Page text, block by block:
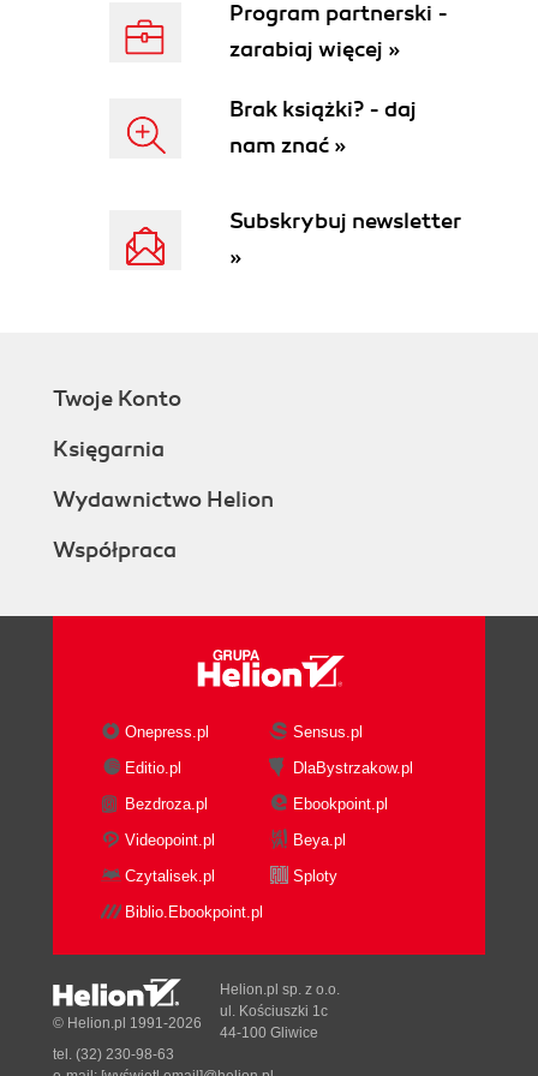
Program partnerski -
zarabiaj więcej »
Brak książki? - daj
nam znać »
Subskrybuj newsletter
»
Twoje Konto
Księgarnia
Wydawnictwo Helion
Współpraca
Onepress.pl
Sensus.pl
Editio.pl
DlaBystrzakow.pl
Bezdroza.pl
Ebookpoint.pl
Videopoint.pl
Beya.pl
Czytalisek.pl
Sploty
Biblio.Ebookpoint.pl
© Helion.pl 1991-2026
Helion.pl sp. z o.o.
ul. Kościuszki 1c
44-100 Gliwice
tel. (32) 230-98-63